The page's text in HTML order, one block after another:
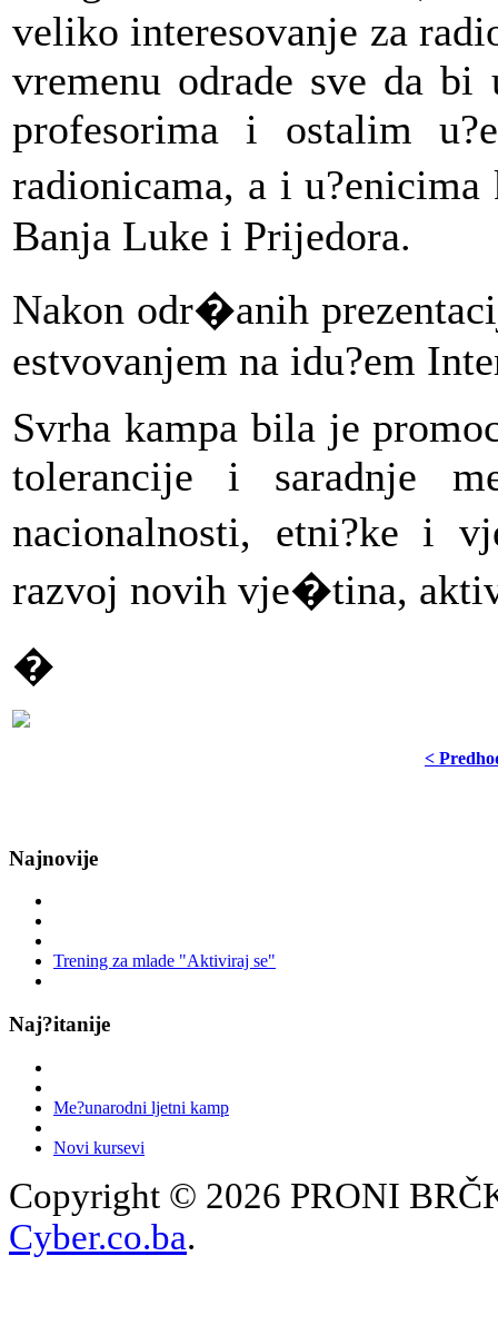
veliko interesovanje za
vremenu odrade sve da
profesorima i ostalim
radionicama, a i
Banja Luke i Prijedora.
Nakon odr�anih
estvovanjem na idu?em
Svrha kampa bila je
tolerancije i saradnje
nacionalnosti, etni?ke i
razvoj novih vje�tina,
�
<
Najnovije
Trening za mlade "Aktiviraj se"
Naj?itanije
Me?unarodni ljetni kamp
Novi kursevi
Copyright © 2026 PRONI
Cyber.co.ba.